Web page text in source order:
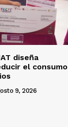
diseña
el consumo
9, 2026